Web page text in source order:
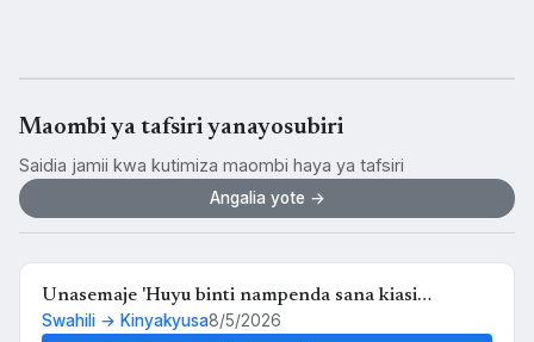
Maombi ya tafsiri yanayosubiri
Saidia jamii kwa kutimiza maombi haya ya tafsiri
Angalia yote →
Unasemaje 'Huyu binti nampenda sana kiasi
kwamba nikimuona tu nahisi kuchanganyikiwa' kwa
Swahili → Kinyakyusa8/5/2026